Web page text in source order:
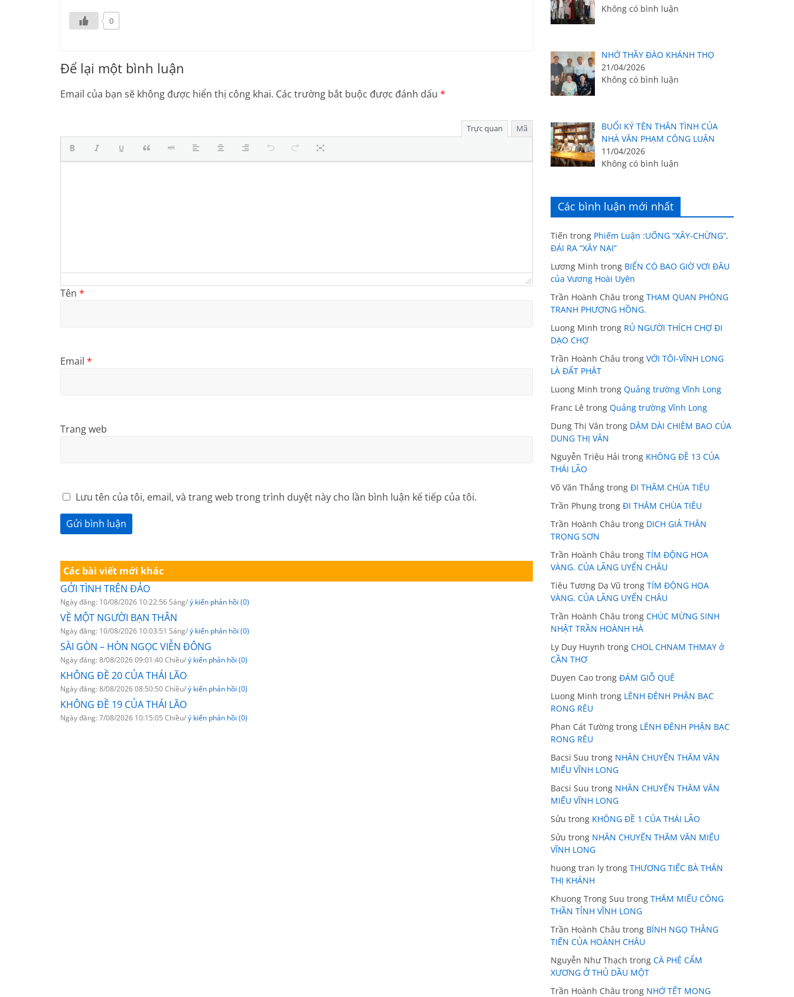
0
Để lại một bình luận
Email của bạn sẽ không được hiển thị công khai. Các trường bắt buộc được đánh dấu *
Trực quan Mã
Tên *
Email *
Trang web
Lưu tên của tôi, email, và trang web trong trình duyệt này cho lần bình luận kế tiếp của tôi.
Các bài viết mới khác
GỞI TÌNH TRÊN ĐẢO
Ngày đăng: 10/08/2026 10:22:56 Sáng/ý kiến phản hồi (0)
VỀ MỘT NGƯỜI BẠN THÂN
Ngày đăng: 10/08/2026 10:03:51 Sáng/ý kiến phản hồi (0)
SÀI GÒN – HÒN NGỌC VIỄN ĐÔNG
Ngày đăng: 8/08/2026 09:01:40 Chiều/ý kiến phản hồi (0)
KHÔNG ĐỀ 20 CỦA THÁI LÃO
Ngày đăng: 8/08/2026 08:50:50 Chiều/ý kiến phản hồi (0)
KHÔNG ĐỀ 19 CỦA THÁI LÃO
Ngày đăng: 7/08/2026 10:15:05 Chiều/ý kiến phản hồi (0)
Không có bình luận
NHỚ THẦY ĐÀO KHÁNH THỌ
21/04/2026
Không có bình luận
BUỔI KÝ TÊN THÂN TÌNH CỦA
NHÀ VĂN PHẠM CÔNG LUẬN
11/04/2026
Không có bình luận
Các bình luận mới nhất
Tiến trong Phiếm Luận :UỐNG “XÂY-CHỪNG”,
ĐÁI RA “XÂY NẠI”
Lương Minh trong BIỂN CÓ BAO GIỜ VƠI ĐÂU
của Vương Hoài Uyên
Trần Hoành Châu trong THAM QUAN PHÒNG
TRANH PHƯỢNG HỒNG.
Luong Minh trong RỦ NGƯỜI THÍCH CHỢ ĐI
DẠO CHỢ
Trần Hoành Châu trong VỚI TÔI-VĨNH LONG
LÀ ĐẤT PHẬT
Luong Minh trong Quảng trường Vĩnh Long
Franc Lê trong Quảng trường Vĩnh Long
Dung Thị Vân trong DẶM DÀI CHIÊM BAO CỦA
DUNG THỊ VÂN
Nguyễn Triệu Hải trong KHÔNG ĐỀ 13 CỦA
THÁI LÃO
Võ Văn Thắng trong ĐI THĂM CHÙA TIÊU
Trần Phụng trong ĐI THĂM CHÙA TIÊU
Trần Hoành Châu trong DICH GIẢ THÂN
TRỌNG SƠN
Trần Hoành Châu trong TÍM ĐỘNG HOA
VÀNG. CỦA LÃNG UYỂN CHÂU
Tiêu Tương Dạ Vũ trong TÍM ĐỘNG HOA
VÀNG. CỦA LÃNG UYỂN CHÂU
Trần Hoành Châu trong CHÚC MỪNG SINH
NHẬT TRẦN HOÀNH HÀ
Ly Duy Huynh trong CHOL CHNAM THMAY ở
CẦN THƠ
Duyen Cao trong ĐÁM GIỖ QUÊ
Luong Minh trong LÊNH ĐÊNH PHẬN BẠC
RONG RÊU
Phan Cát Tường trong LÊNH ĐÊNH PHẬN BẠC
RONG RÊU
Bacsi Suu trong NHÂN CHUYẾN THĂM VĂN
MIẾU VĨNH LONG
Bacsi Suu trong NHÂN CHUYẾN THĂM VĂN
MIẾU VĨNH LONG
Sửu trong KHÔNG ĐỀ 1 CỦA THÁI LÃO
Sửu trong NHÂN CHUYẾN THĂM VĂN MIẾU
VĨNH LONG
huong tran ly trong THƯƠNG TIẾC BÀ THÂN
THỊ KHÁNH
Khuong Trong Suu trong THĂM MIẾU CÔNG
THẦN TỈNH VĨNH LONG
Trần Hoành Châu trong BÍNH NGỌ THẲNG
TIẾN CỦA HOÀNH CHÂU
Nguyễn Như Thạch trong CÀ PHÊ CẨM
XƯƠNG Ở THỦ DẦU MỘT
Trần Hoành Châu trong NHỚ TẾT MONG